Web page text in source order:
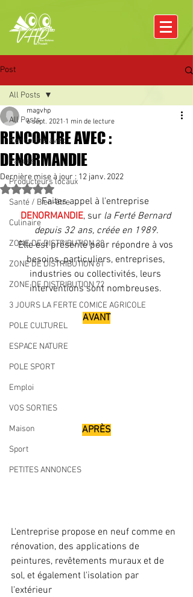
Post
All Posts
Rencontre avec
Pâques
Producteurs locaux
Santé / Bien-être
Culinaire
ZONE DE DISTRIBUTION 28
ZONE DE DISTRIBUTION 61
ZONE DE DISTRIBUTION 72
3 JOURS LA FERTE COMICE AGRICOLE
POLE CULTUREL
ESPACE NATURE
POLE SPORT
Emploi
VOS SORTIES
Maison
Sport
PETITES ANNONCES
All Posts
RENCONTRE AVEC :
DENORMANDIE
magvhp
6 sept. 2021 1 min de lecture
Dernière mise à jour : 12 janv. 2022
Noté NaN étoiles sur 5.
Faites appel à l'entreprise
DENORMANDIE, sur la Ferté Bernard
depuis 32 ans, créée en 1989.
Elle est présente pour répondre à vos
besoins, particuliers, entreprises,
industries ou collectivités, leurs
interventions sont nombreuses.
AVANT
APRÈS
L'entreprise propose en neuf comme en
rénovation, des applications de
peintures, revêtements muraux et de
sol, et également l'isolation par
l'extérieur